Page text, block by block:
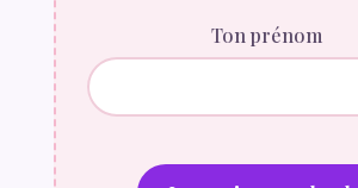
Ton prénom